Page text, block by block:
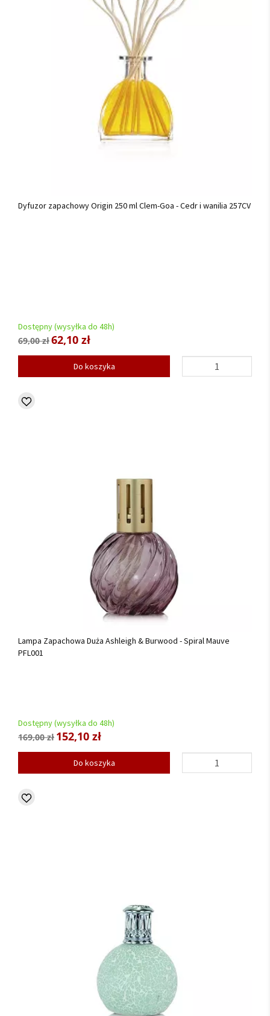
Dyfuzor zapachowy Origin 250 ml Clem-Goa - Cedr i wanilia 257CV
Dostępny (wysyłka do 48h)
69,00 zł62,10 zł
Do koszyka
Lampa Zapachowa Duża Ashleigh & Burwood - Spiral Mauve
PFL001
Dostępny (wysyłka do 48h)
169,00 zł 152,10 zł
Do koszyka